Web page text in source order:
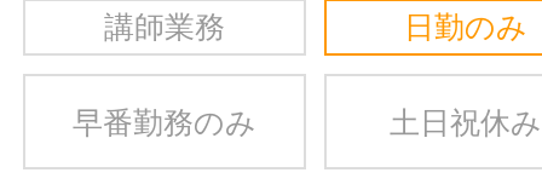
講師業務 日勤のみ
早番勤務のみ 土日祝休み